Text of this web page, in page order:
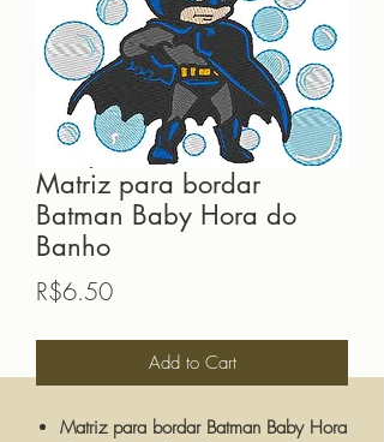
Matriz para bordar
Batman Baby Hora do
Banho
R$6.50Price
Add to Cart
Matriz para bordar Batman Baby Hora